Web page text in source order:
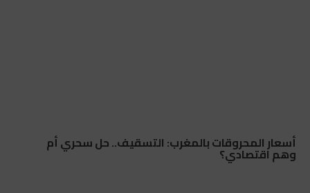
أسعار المحروقات بالمغرب: التسقيف.. حل سحري أم
وهم اقتصادي؟